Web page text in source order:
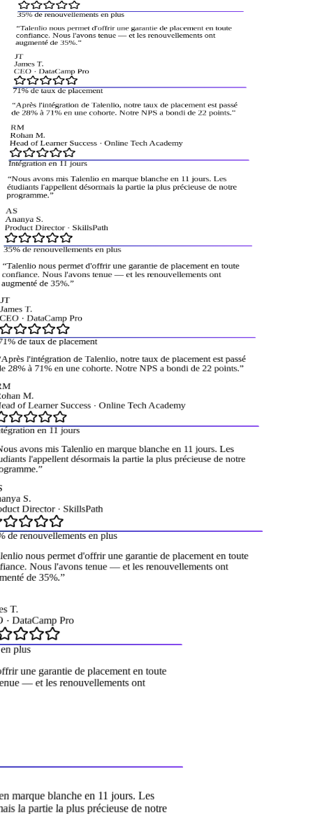
35% de renouvellements en plus
Talenlio nous permet d'offrir une garantie de placement en toute
confiance. Nous l'avons tenue — et les renouvellements ont
augmenté de 35%.”
JT
James T.
CEO·DataCamp Pro
71% de taux de placement
Après l'intégration de Talenlio, notre taux de placement est passé
de 28% à 71% en une cohorte. Notre NPS a bondi de 22 points.”
RM
Rohan M.
Head of Learner Success· Online Tech Academy
Intégration en 11 jours
Nous avons mis Talenlio en marque blanche en 11 jours. Les
étudiants l'appellent désormais la partie la plus précieuse de notre
programme.”
AS
Ananya S.
Product Director· SkillsPath
de renouvellements en plus
Talenlio nous permet d'offrir une garantie de placement en toute
Nous l'avons tenue — et les renouvellements ont
de 35%.”
T.
· DataCamp Pro
de taux de placement
l'intégration de Talenlio, notre taux de placement est passé
28% à 71% en une cohorte. Notre NPS a bondi de 22 points.”
M.
of Learner Success· Online Tech Academy
en 11 jours
avons mis Talenlio en marque blanche en 11 jours. Les
l'appellent désormais la partie la plus précieuse de notre
”
S.
Director·SkillsPath
renouvellements en plus
nous permet d'offrir une garantie de placement en toute
Nous l'avons tenue — et les renouvellements ont
de 35%.”
T.
DataCamp Pro
en plus
une garantie de placement en toute
— et les renouvellements ont
marque blanche en 11 jours. Les
la partie la plus précieuse de notre